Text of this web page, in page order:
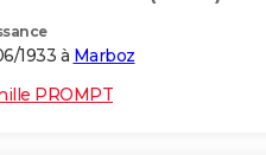
1933 à Marboz
PROMPT